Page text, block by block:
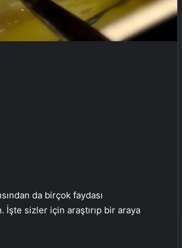
da birçok faydası
İşte sizler için araştırıp bir araya